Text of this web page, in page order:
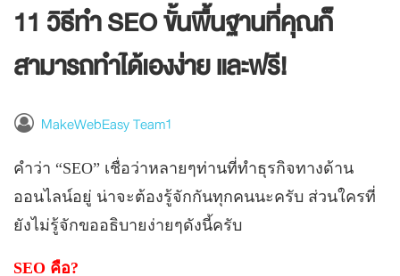
11 วิธีทำ SEO ขั้นพื้นฐานที่คุณก็
สามารถทำได้เองง่าย และฟรี!
MakeWebEasy Team1
คำว่า “SEO” เชื่อว่าหลายๆท่านที่ทำธุรกิจทางด้าน
ออนไลน์อยู่ น่าจะต้องรู้จักกันทุกคนนะครับ ส่วนใครที่
ยังไม่รู้จักขออธิบายง่ายๆดังนี้ครับ
SEO คือ?